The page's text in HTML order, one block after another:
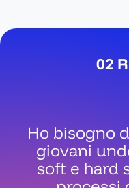
02
Ho bisogno
giovani
soft e hard